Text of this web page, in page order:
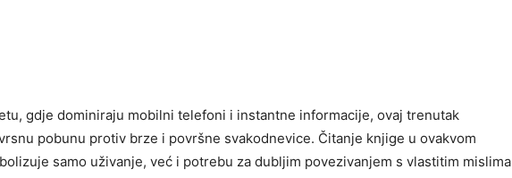
gdje dominiraju mobilni telefoni i instantne informacije, ovaj trenutak
pobunu protiv brze i površne svakodnevice. Čitanje knjige u ovakvom
samo uživanje, već i potrebu za dubljim povezivanjem s vlastitim mislima